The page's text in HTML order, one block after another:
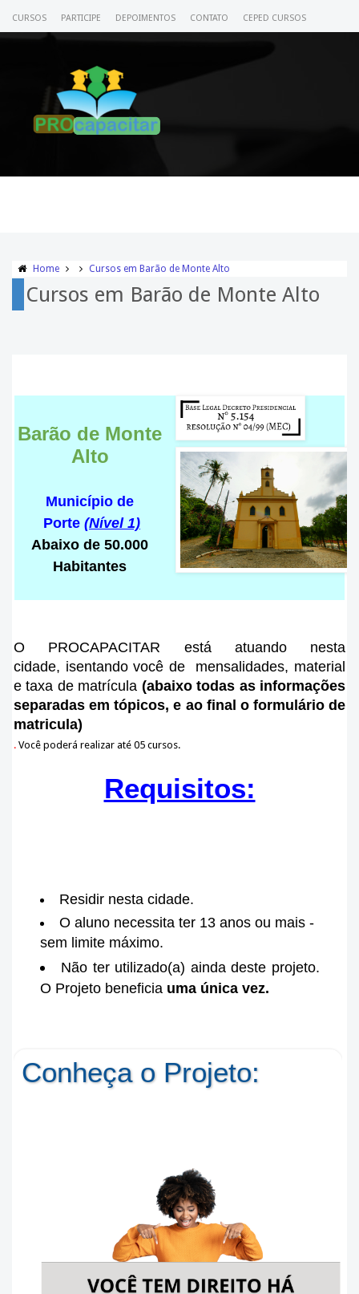
CURSOS PARTICIPE DEPOIMENTOS CONTATO CEPED CURSOS
Home Cursos em Barão de Monte Alto
Cursos em Barão de Monte Alto
Barão de Monte
Alto
Município de
Porte (Nível 1)
Abaixo de 50.000
Habitantes
O PROCAPACITAR está atuando nesta
cidade, isentando você de mensalidades, material
e taxa de matrícula (abaixo todas as informações
separadas em tópicos, e ao final o formulário de
matricula)
. Você poderá realizar até 05 cursos.
Requisitos:
Residir nesta cidade.
O aluno necessita ter 13 anos ou mais -
sem limite máximo.
Não ter utilizado(a) ainda deste projeto.
O Projeto beneficia uma única vez.